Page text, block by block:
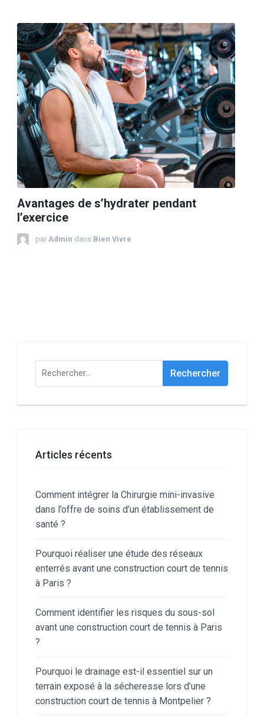
Avantages de s’hydrater pendant
l’exercice
par Admin dans Bien Vivre
Rechercher :
Articles récents
Comment intégrer la Chirurgie mini-invasive
dans l’offre de soins d’un établissement de
santé ?
Pourquoi réaliser une étude des réseaux
enterrés avant une construction court de tennis
à Paris ?
Comment identifier les risques du sous-sol
avant une construction court de tennis à Paris
?
Pourquoi le drainage est-il essentiel sur un
terrain exposé à la sécheresse lors d’une
construction court de tennis à Montpelier ?